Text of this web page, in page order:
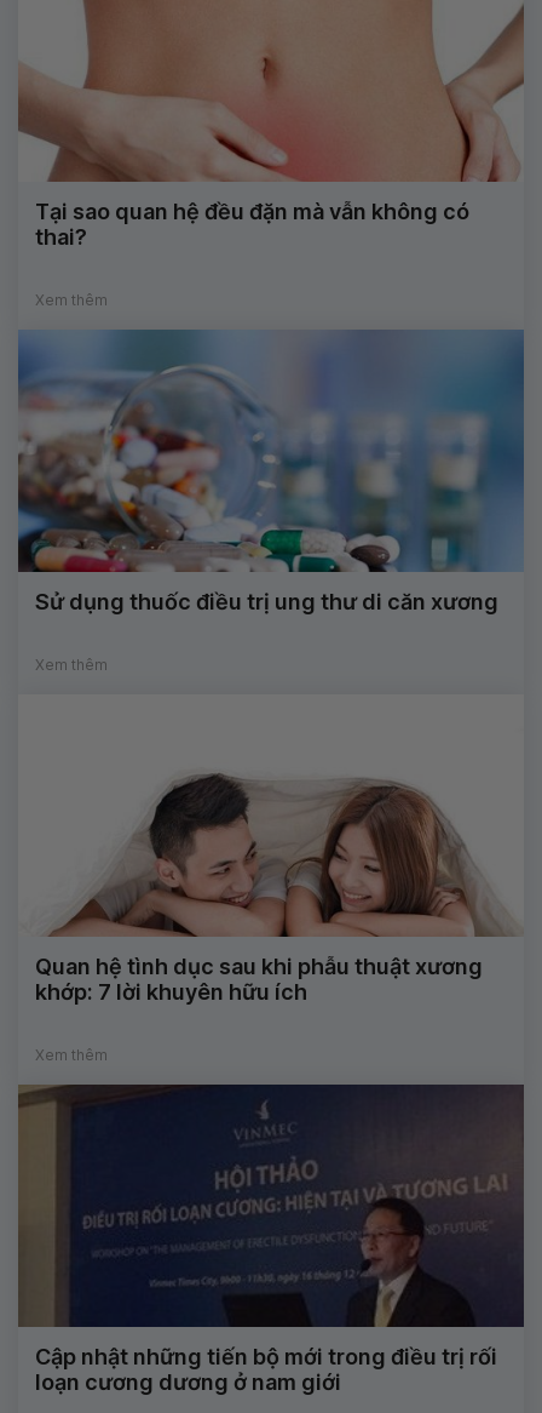
Tại sao quan hệ đều đặn mà vẫn không có
thai?
Xem thêm
Sử dụng thuốc điều trị ung thư di căn xương
Xem thêm
Quan hệ tình dục sau khi phẫu thuật xương
khớp: 7 lời khuyên hữu ích
Xem thêm
Cập nhật những tiến bộ mới trong điều trị rối
loạn cương dương ở nam giới